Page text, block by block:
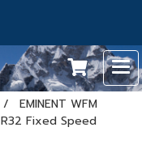
EMINENT WFM
Fixed Speed